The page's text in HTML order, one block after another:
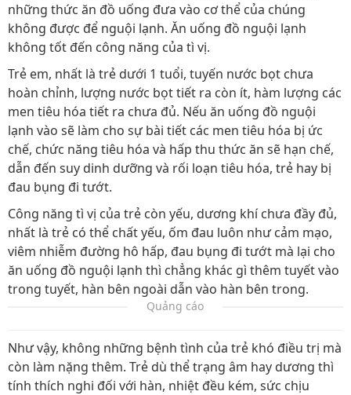
những thức ăn đồ uống đưa vào cơ thể của chúng
không được để nguội lạnh. Ăn uống đồ nguội lạnh
không tốt đến công năng của tì vị.
Trẻ em, nhất là trẻ dưới 1 tuổi, tuyến nước bọt chưa
hoàn chỉnh, lượng nước bọt tiết ra còn ít, hàm lượng các
men tiêu hóa tiết ra chưa đủ. Nếu ăn uống đồ nguội
lạnh vào sẽ làm cho sự bài tiết các men tiêu hóa bị ức
chế, chức năng tiêu hóa và hấp thu thức ăn sẽ hạn chế,
dẫn đến suy dinh dưỡng và rối loạn tiêu hóa, trẻ hay bị
đau bụng đi tướt.
Công năng tì vị của trẻ còn yếu, dương khí chưa đầy đủ,
nhất là trẻ có thể chất yếu, ốm đau luôn như cảm mạo,
viêm nhiễm đường hô hấp, đau bụng đi tướt mà lại cho
ăn uống đồ nguội lạnh thì chẳng khác gì thêm tuyết vào
trong tuyết, hàn bên ngoài dẫn vào hàn bên trong.
Quảng cáo
Như vậy, không những bệnh tình của trẻ khó điều trị mà
còn làm nặng thêm. Trẻ dù thể trạng âm hay dương thì
tính thích nghi đối với hàn, nhiệt đều kém, sức chịu